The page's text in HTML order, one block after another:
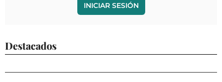
INICIAR SESIÓN
Destacados